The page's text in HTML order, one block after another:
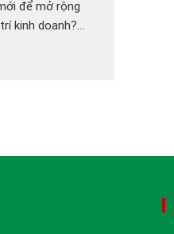
để mở rộng
kinh doanh?
mà còn bao